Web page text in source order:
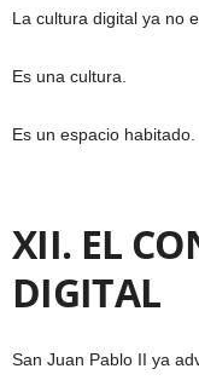
La cultura digital ya no
Es una cultura.
Es un espacio habitado.
XII. EL
DIGITAL
San Juan Pablo II ya